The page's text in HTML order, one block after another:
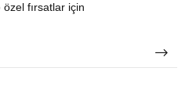
fırsatlar için